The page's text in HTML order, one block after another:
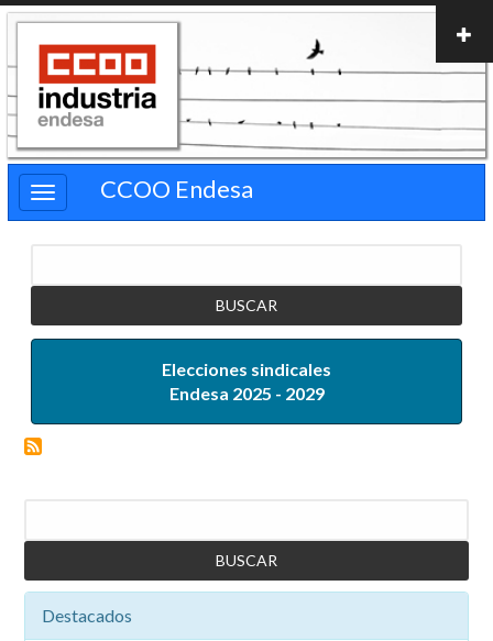
Pasar
contenido
principal
CCOO Endesa
Elecciones sindicales
Endesa 2025 - 2029
Destacados